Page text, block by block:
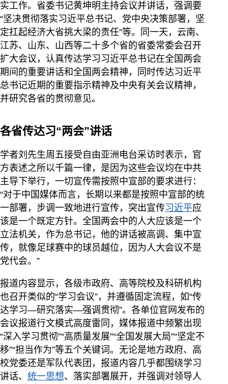
实工作。省委书记黄坤明主持会议并讲话，强调要
“坚决贯彻落实习近平总书记、党中央决策部署，坚
定扛起经济大省挑大梁的责任”等。同一天，云南、
江苏、山东、山西等二十多个省的省委常委会召开
扩大会议，认真传达学习习近平总书记在全国两会
期间的重要讲话和全国两会精神，同时传达习近平
总书记近期的重要指示精神及中央有关会议精神，
并研究各省的贯彻意见。
各省传达习“两会”讲话
学者刘先生周五接受自由亚洲电台采访时表示，官
方表述之所以千篇一律，是因为这些会议均在中共
主导下举行，一切宣传需按照中宣部的要求进行：
“对于中国媒体而言，长期以来都是按照中宣部的统
一部署，步调一致地进行宣传，突出宣传习近平应
该是一个既定方针。全国两会中的人大应该是一个
立法机关，作为总书记，他的讲话被高调、集中宣
传，就像足球赛中的球员越位，因为人大会议不是
党代会。”
报道内容显示，各级市政府、高等院校及科研机构
也召开类似的“学习会议”，并遵循固定流程，如“传
达学习—研究落实—强调贯彻”。各单位官网发布的
会议报道行文模式高度雷同，媒体报道中频繁出现
“深入学习贯彻”“高质量发展”“全国发展大局”“坚定不
移”“担当作为”等五个关键词。无论是地方政府、高
校党委还是军队代表团，报道内容几乎都围绕学习
讲话、 统一思想、落实部署展开，并强调对领导人